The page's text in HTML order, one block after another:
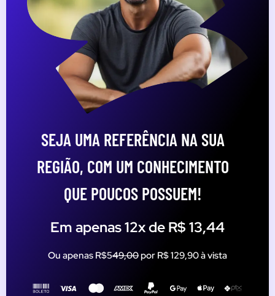
SEJA UMA REFERÊNCIA NA SUA
REGIÃO, COM UM CONHECIMENTO
QUE POUCOS POSSUEM!
Em apenas 12x de R$ 13,44
Ou apenas R$549,00por R$ 129,90 à vista